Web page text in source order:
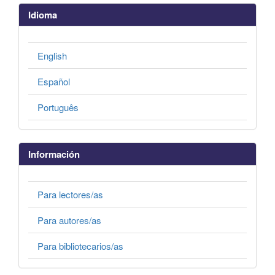
Idioma
English
Español
Português
Información
Para lectores/as
Para autores/as
Para bibliotecarios/as